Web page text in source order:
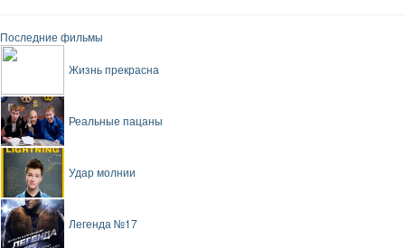
Последние фильмы
Жизнь прекрасна
Реальные пацаны
Удар молнии
Легенда №17